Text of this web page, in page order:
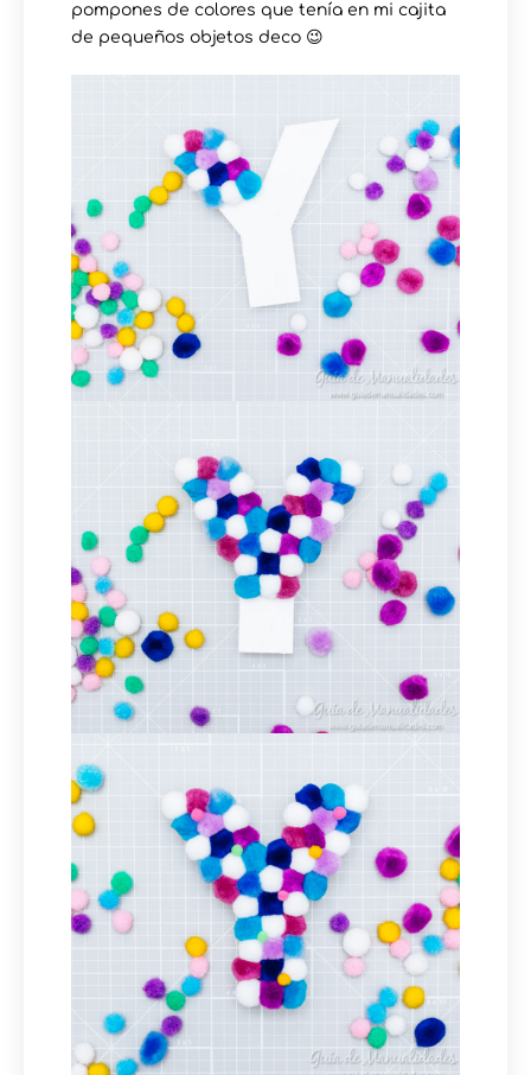
pompones de colores que tenía en mi cajita
de pequeños objetos deco 😉